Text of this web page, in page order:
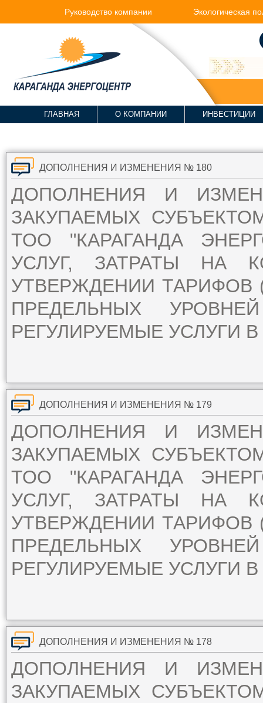
Руководство компании Экологическая
ГЛАВНАЯ О КОМПАНИИ ИНВЕСТИЦИИ
ДОПОЛНЕНИЯ И ИЗМЕНЕНИЯ № 180
ДОПОЛНЕНИЯ И
ЗАКУПАЕМЫХ
ТОО "КАРАГАНДА
УСЛУГ, ЗАТРАТЫ НА
УТВЕРЖДЕНИИ ТАРИФОВ
ПРЕДЕЛЬНЫХ
РЕГУЛИРУЕМЫЕ УСЛУГИ В
ДОПОЛНЕНИЯ И ИЗМЕНЕНИЯ № 179
ДОПОЛНЕНИЯ И
ЗАКУПАЕМЫХ
ТОО "КАРАГАНДА
УСЛУГ, ЗАТРАТЫ НА
УТВЕРЖДЕНИИ ТАРИФОВ
ПРЕДЕЛЬНЫХ
РЕГУЛИРУЕМЫЕ УСЛУГИ В
ДОПОЛНЕНИЯ И ИЗМЕНЕНИЯ № 178
ДОПОЛНЕНИЯ И
ЗАКУПАЕМЫХ